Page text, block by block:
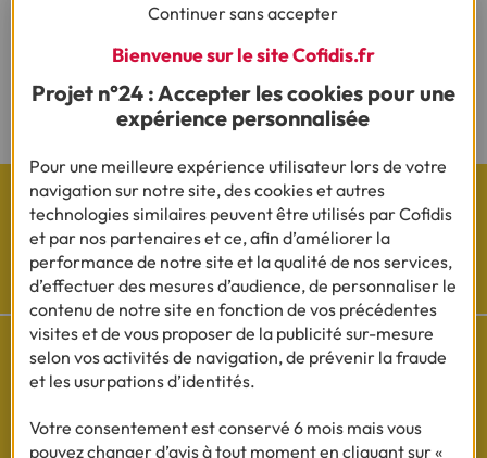
renvoyer complété, daté, signé et accompagné des justificatifs demandés en
rétractation.
Les actualités Cofidis
Découvrez l'espace questions/réponses
Continuer sans accepter
Bienvenue sur le site Cofidis.fr
Projet n°24 : Accepter les cookies pour une
expérience personnalisée
Pour une meilleure expérience utilisateur lors de votre
navigation sur notre site, des cookies et autres
technologies similaires peuvent être utilisés par Cofidis
et par nos partenaires et ce, afin d’améliorer la
performance de notre site et la qualité de nos services,
d’effectuer des mesures d’audience, de personnaliser le
contenu de notre site en fonction de vos précédentes
visites et de vous proposer de la publicité sur-mesure
selon vos activités de navigation, de prévenir la fraude
et les usurpations d’identités.
Votre consentement est conservé 6 mois mais vous
pouvez changer d’avis à tout moment en cliquant sur «